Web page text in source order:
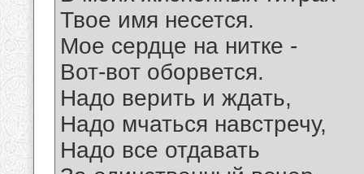
Твое имя несется.
Мое сердце на нитке -
Вот-вот оборвется.
Надо верить и ждать,
Надо мчаться навстречу,
Надо все отдавать